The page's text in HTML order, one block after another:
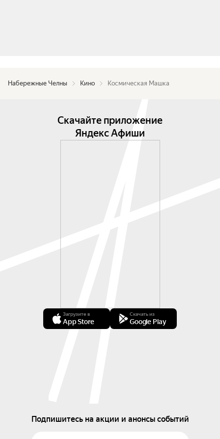
Набережные Челны Кино Космическая Машка
Скачайте приложение
Яндекс Афиши
Загрузите в
App Store
Скачать из
Google Play
Подпишитесь на акции и анонсы событий